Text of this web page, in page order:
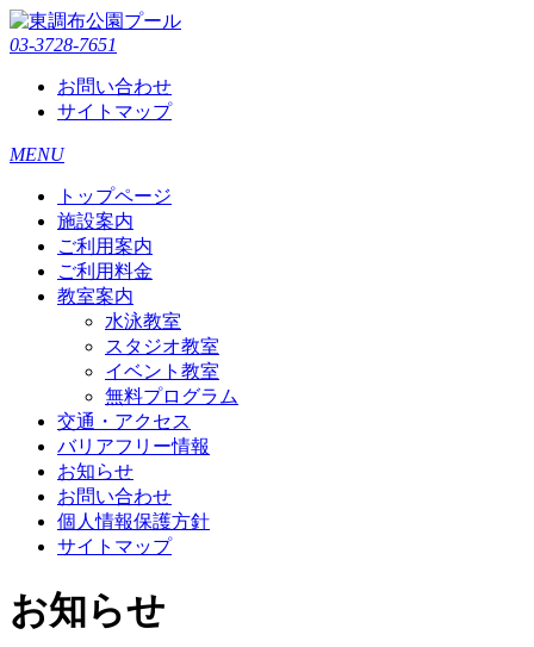
03-3728-7651
お問い合わせ
サイトマップ
MENU
トップページ
施設案内
ご利用案内
ご利用料金
教室案内
水泳教室
スタジオ教室
イベント教室
無料プログラム
交通・アクセス
バリアフリー情報
お知らせ
お問い合わせ
個人情報保護方針
サイトマップ
お知らせ